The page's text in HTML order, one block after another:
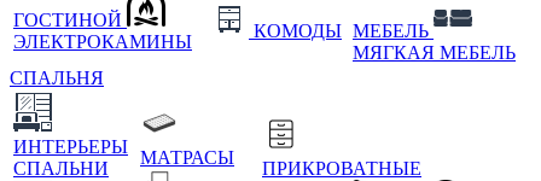
ГОСТИНОЙ
ЭЛЕКТРОКАМИНЫ
КОМОДЫ МЕБЕЛЬ
МЯГКАЯ МЕБЕЛЬ
СПАЛЬНЯ
ИНТЕРЬЕРЫ
СПАЛЬНИ
МАТРАСЫ
ПРИКРОВАТНЫЕ